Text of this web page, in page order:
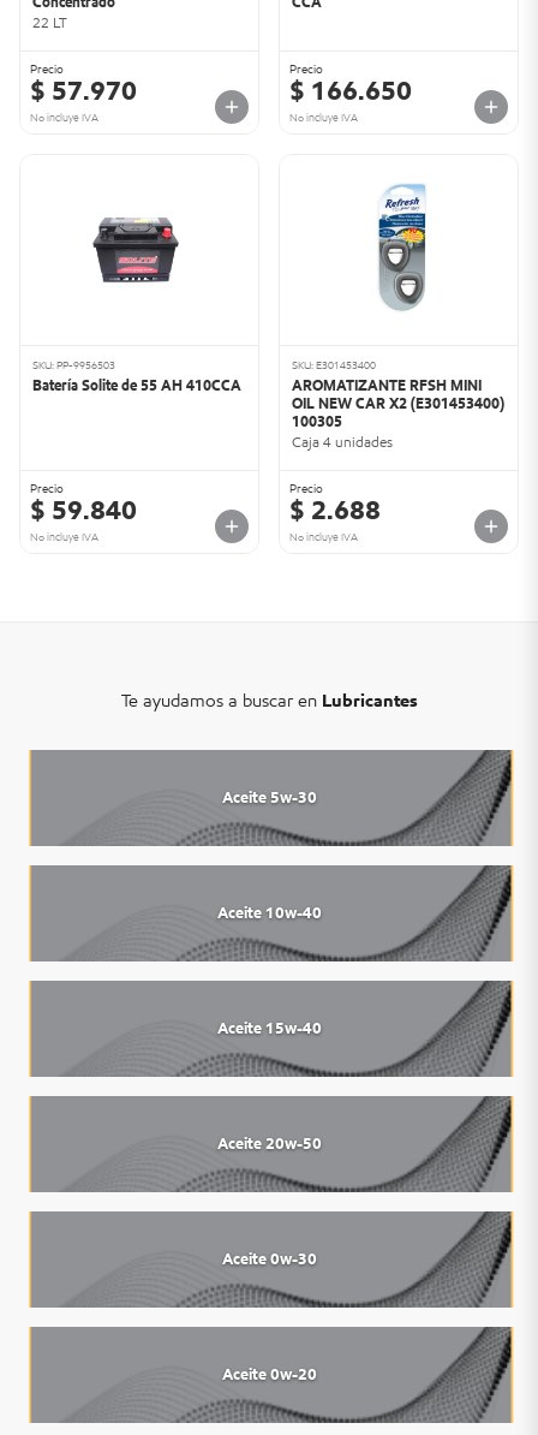
22 LT
Precio
$ 57.970
No incluye IVA
Precio
$ 166.650
No incluye IVA
SKU: PP-9956503
Batería Solite de 55 AH 410CCA
Precio
$ 59.840
No incluye IVA
SKU: E301453400
AROMATIZANTE RFSH MINI
OIL NEW CAR X2 (E301453400)
100305
Caja 4 unidades
Precio
$ 2.688
No incluye IVA
Te ayudamos a buscar en Lubricantes
Aceite 5w-30
Aceite 10w-40
Aceite 15w-40
Aceite 20w-50
Aceite 0w-30
Aceite 0w-20